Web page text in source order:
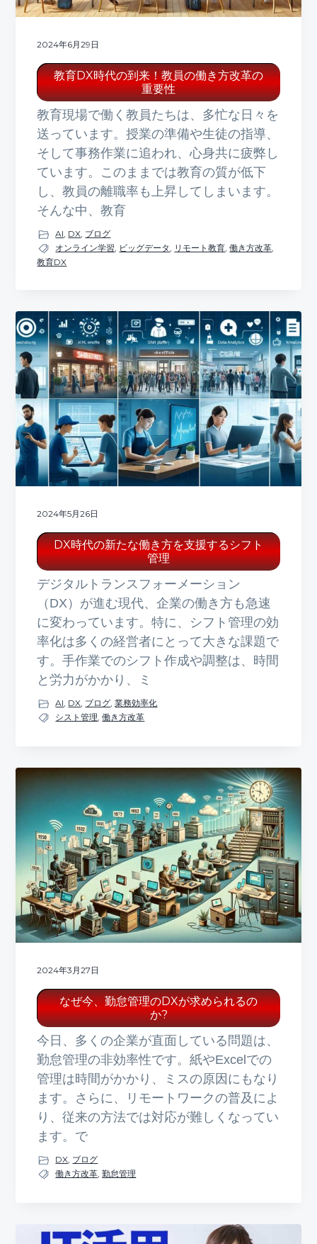
2024年6月29日
教育DX時代の到来！教員の働き方改革の
重要性
教育現場で働く教員たちは、多忙な日々を
送っています。授業の準備や生徒の指導、
そして事務作業に追われ、心身共に疲弊し
ています。このままでは教育の質が低下
し、教員の離職率も上昇してしまいます。
そんな中、教育
AI DX ブログ
オンライン学習 ビッグデータ リモート教育 ,働き方改革
教育DX
2024年5月26日
DX時代の新たな働き方を支援するシフト
管理
デジタルトランスフォーメーション
（DX）が進む現代、企業の働き方も急速
に変わっています。特に、シフト管理の効
率化は多くの経営者にとって大きな課題で
す。手作業でのシフト作成や調整は、時間
と労力がかかり、ミ
AI DX ブログ ,業務効率化
シスト管理 ,働き方改革
2024年3月27日
なぜ今、勤怠管理のDXが求められるの
か?
今日、多くの企業が直面している問題は、
勤怠管理の非効率性です。紙やExcelでの
管理は時間がかかり、ミスの原因にもなり
ます。さらに、リモートワークの普及によ
り、従来の方法では対応が難しくなってい
ます。で
DX ブログ
働き方改革 ,勤怠管理